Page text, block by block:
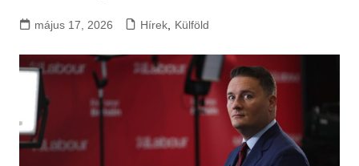
május 17, 2026 Hírek, Külföld